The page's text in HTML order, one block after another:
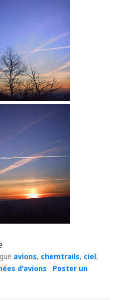
avions, chemtrails, ciel,
d'avions
Poster un